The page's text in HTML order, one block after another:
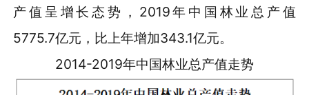
产值呈增长态势，2019年中国林业总产值
5775.7亿元，比上年增加343.1亿元。
2014-2019年中国林业总产值走势